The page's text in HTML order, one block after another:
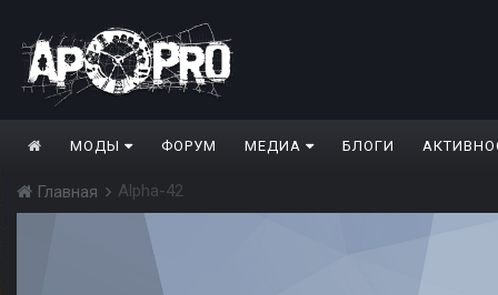
МОДЫ ФОРУМ МЕДИА БЛОГИ
Главная Alpha-42